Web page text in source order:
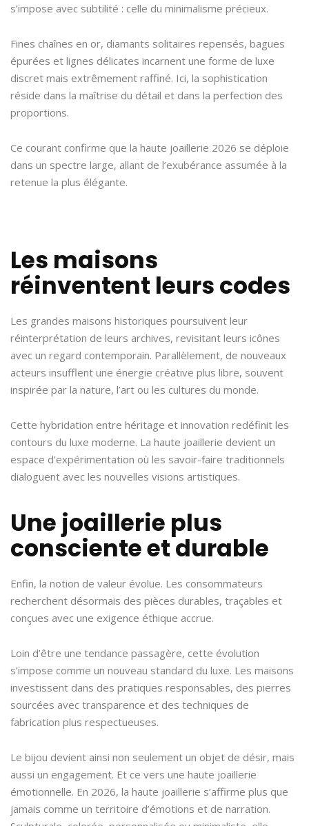
s’impose avec subtilité : celle du minimalisme précieux.
Fines chaînes en or, diamants solitaires repensés, bagues
épurées et lignes délicates incarnent une forme de luxe
discret mais extrêmement raffiné. Ici, la sophistication
réside dans la maîtrise du détail et dans la perfection des
proportions.
Ce courant confirme que la haute joaillerie 2026 se déploie
dans un spectre large, allant de l’exubérance assumée à la
retenue la plus élégante.
Les maisons
réinventent leurs codes
Les grandes maisons historiques poursuivent leur
réinterprétation de leurs archives, revisitant leurs icônes
avec un regard contemporain. Parallèlement, de nouveaux
acteurs insufflent une énergie créative plus libre, souvent
inspirée par la nature, l’art ou les cultures du monde.
Cette hybridation entre héritage et innovation redéfinit les
contours du luxe moderne. La haute joaillerie devient un
espace d’expérimentation où les savoir-faire traditionnels
dialoguent avec les nouvelles visions artistiques.
Une joaillerie plus
consciente et durable
Enfin, la notion de valeur évolue. Les consommateurs
recherchent désormais des pièces durables, traçables et
conçues avec une exigence éthique accrue.
Loin d’être une tendance passagère, cette évolution
s’impose comme un nouveau standard du luxe. Les maisons
investissent dans des pratiques responsables, des pierres
sourcées avec transparence et des techniques de
fabrication plus respectueuses.
Le bijou devient ainsi non seulement un objet de désir, mais
aussi un engagement. Et ce vers une haute joaillerie
émotionnelle. En 2026, la haute joaillerie s’affirme plus que
jamais comme un territoire d’émotions et de narration.